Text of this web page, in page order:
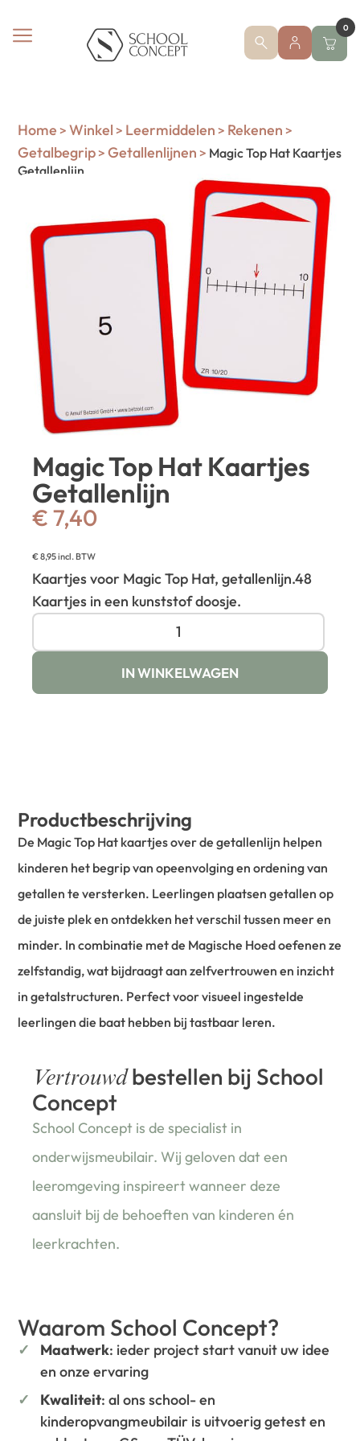
0
Home > Winkel > Leermiddelen > Rekenen >
Getalbegrip> Getallenlijnen > Magic Top Hat Kaartjes
Getallenlijn
Magic Top Hat Kaartjes
Getallenlijn
€ 7,40
€8,95incl. BTW
Kaartjes voor Magic Top Hat, getallenlijn.48
Kaartjes in een kunststof doosje.
IN WINKELWAGEN
Productbeschrijving
De Magic Top Hat kaartjes over de getallenlijn helpen
kinderen het begrip van opeenvolging en ordening van
getallen te versterken. Leerlingen plaatsen getallen op
de juiste plek en ontdekken het verschil tussen meer en
minder. In combinatie met de Magische Hoed oefenen ze
zelfstandig, wat bijdraagt aan zelfvertrouwen en inzicht
in getalstructuren. Perfect voor visueel ingestelde
leerlingen die baat hebben bij tastbaar leren.
Vertrouwdbestellen bij School
Concept
School Concept is de specialist in
onderwijsmeubilair. Wij geloven dat een
leeromgeving inspireert wanneer deze
aansluit bij de behoeften van kinderen én
leerkrachten.
Waarom School Concept?
Maatwerk: ieder project start vanuit uw idee
en onze ervaring
Kwaliteit: al ons school- en
kinderopvangmeubilair is uitvoerig getest en